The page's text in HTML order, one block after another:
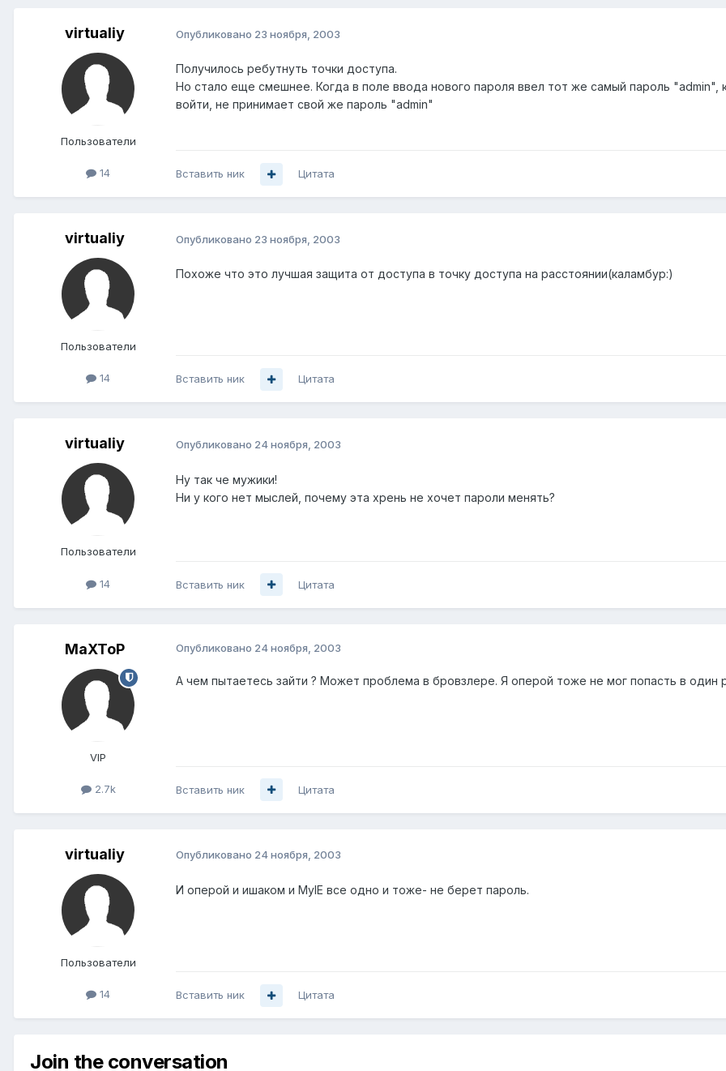
virtualiy
Пользователи
14
Опубликовано 23 ноября, 2003
Получилось ребутнуть точки доступа.
Но стало еще смешнее. Когда в поле ввода нового пароля ввел тот же самый пароль
войти, не принимает свой же пароль "admin"
Вставить ник Цитата
virtualiy
Пользователи
14
Опубликовано 23 ноября, 2003
Похоже что это лучшая защита от доступа в точку доступа на расстоянии(каламбур:)
Вставить ник Цитата
virtualiy
Пользователи
14
Опубликовано 24 ноября, 2003
Ну так че мужики!
Ни у кого нет мыслей, почему эта хрень не хочет пароли менять?
Вставить ник Цитата
MaXToP
VIP
2.7k
Опубликовано 24 ноября, 2003
А чем пытаетесь зайти ? Может проблема в бровзлере. Я оперой тоже не мог попасть в один
Вставить ник Цитата
virtualiy
Пользователи
14
Опубликовано 24 ноября, 2003
И оперой и ишаком и MyIE все одно и тоже- не берет пароль.
Вставить ник Цитата
Join the conversation